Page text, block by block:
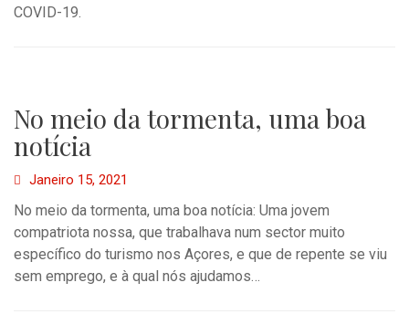
COVID-19.
No meio da tormenta, uma boa
notícia
Janeiro 15, 2021
No meio da tormenta, uma boa notícia: Uma jovem
compatriota nossa, que trabalhava num sector muito
específico do turismo nos Açores, e que de repente se viu
sem emprego, e à qual nós ajudamos…